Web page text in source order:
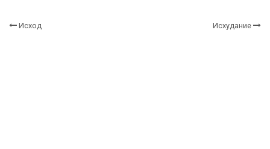
Исход Исхудание